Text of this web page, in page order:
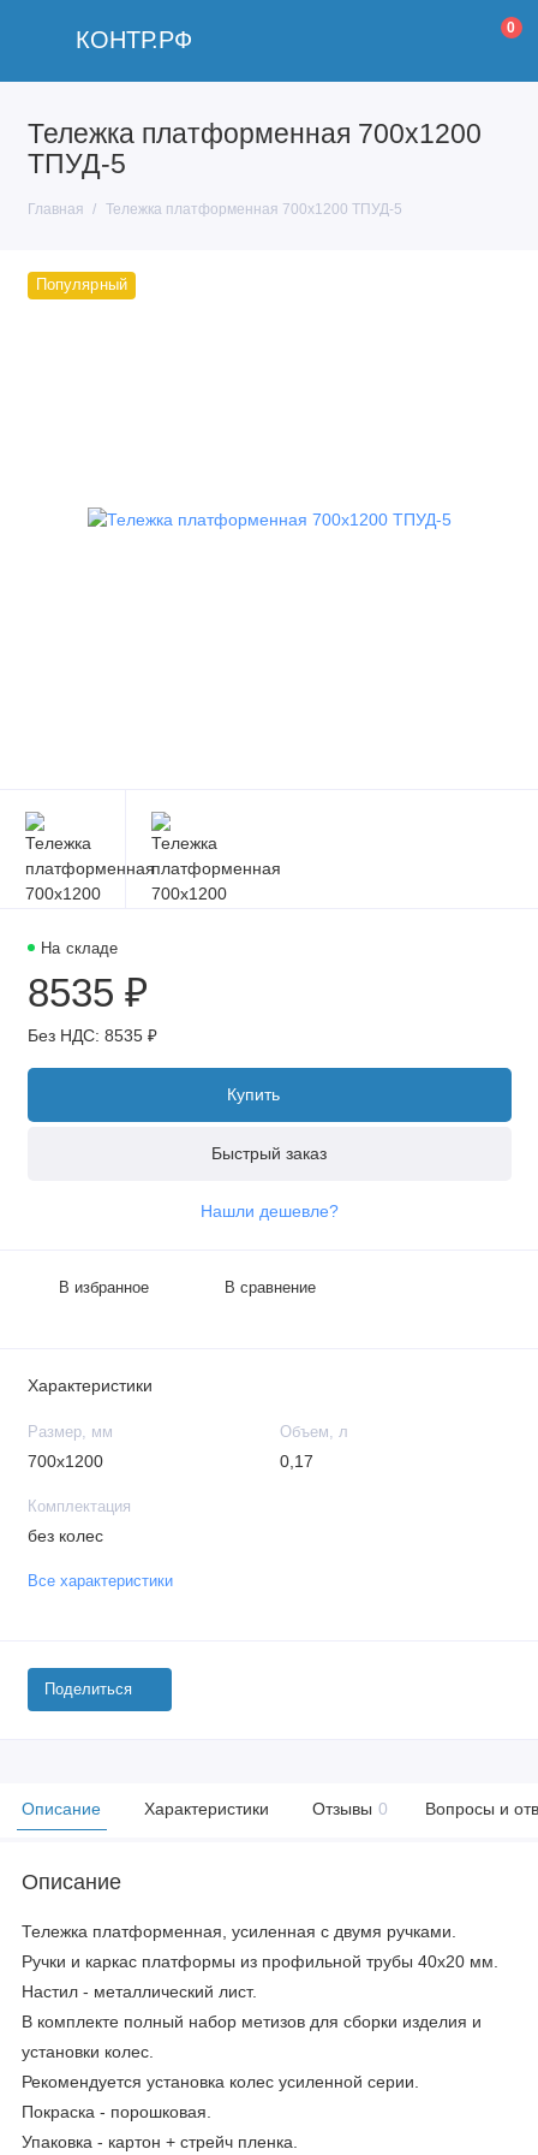
КОНТР.РФ 0
Тележка платформенная 700x1200
ТПУД-5
Главная Тележка платформенная 700x1200 ТПУД-5
Популярный
На складе
8535 ₽
Без НДС: 8535 ₽
Купить
Быстрый заказ
Нашли дешевле?
В избранное В сравнение
Характеристики
Размер, мм
700x1200
Объем, л
0,17
Комплектация
без колес
Все характеристики
Поделиться
Описание Характеристики Отзывы 0 Вопросы и
Описание
Тележка платформенная, усиленная с двумя ручками.
Ручки и каркас платформы из профильной трубы 40х20 мм.
Настил - металлический лист.
В комплекте полный набор метизов для сборки изделия и
установки колес.
Рекомендуется установка колес усиленной серии.
Покраска - порошковая.
Упаковка - картон + стрейч пленка.